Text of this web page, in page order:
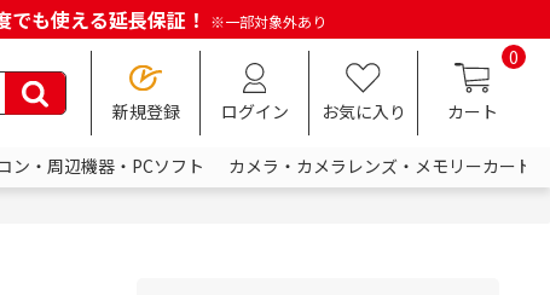
も使える延長保証！ ※一部対象外あり
新規登録 ログイン お気に入り
0
カート
ン・周辺機器・PCソフト
カメラ・カメラレンズ・メモリーカード